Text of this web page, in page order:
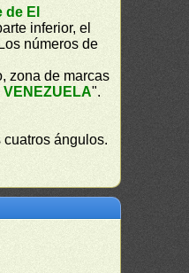
El
inferior, el
números de
zona de marcas
VENEZUELA".
ángulos.